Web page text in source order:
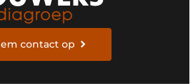
contact op